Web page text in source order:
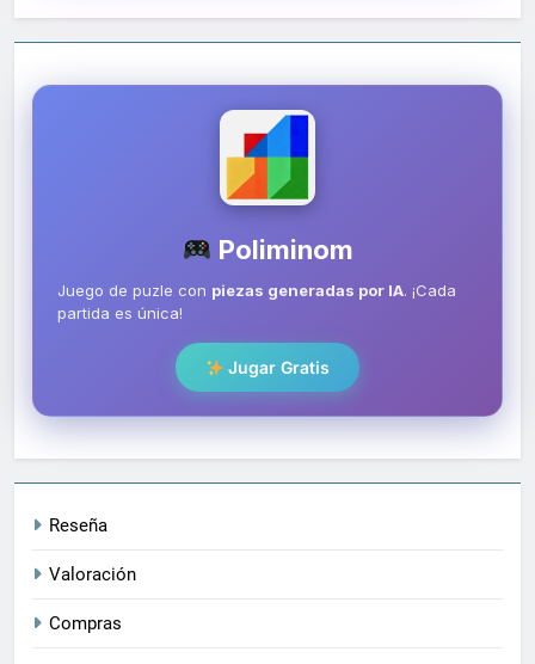
Poliminom
Juego de puzle con piezas generadas por IA. ¡Cada
partida es única!
Jugar Gratis
Reseña
Valoración
Compras